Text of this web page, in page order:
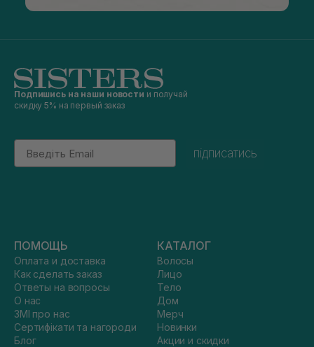
Подпишись на наши новости и получай
скидку 5% на первый заказ
Email
підписатись
ПОМОЩЬ
Оплата и доставка
Как сделать заказ
Ответы на вопросы
О нас
ЗМІ про нас
Сертифікати та нагороди
Блог
КАТАЛОГ
Волосы
Лицо
Тело
Дом
Мерч
Новинки
Акции и скидки